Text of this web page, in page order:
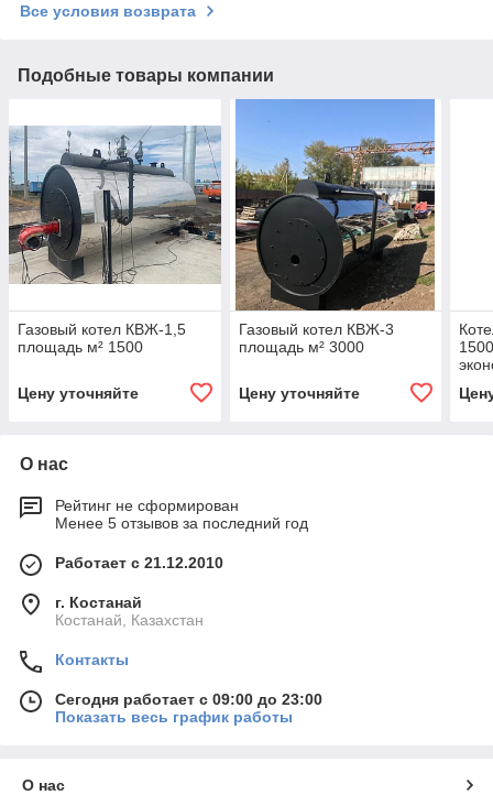
Все условия возврата
Подобные товары компании
Газовый котел КВЖ-1,5
площадь м² 1500
Цену уточняйте
Газовый котел КВЖ-3
площадь м² 3000
Цену уточняйте
О нас
Рейтинг не сформирован
Менее 5 отзывов за последний год
Работает с 21.12.2010
г. Костанай
Костанай, Казахстан
Контакты
Сегодня работает с 09:00 до 23:00
Показать весь график работы
О нас